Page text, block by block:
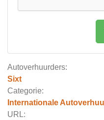
Autoverhuurders:
Sixt
Categorie:
Internationale
URL: